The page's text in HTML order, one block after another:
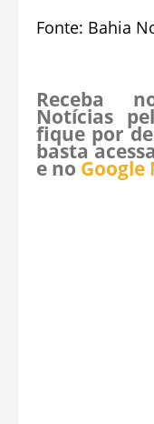
Fonte: Bahia
Receba
Notícias
fique por
basta
e no Google